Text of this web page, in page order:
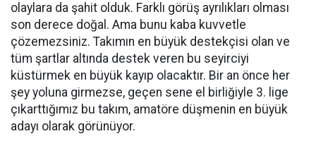
olaylara da şahit olduk. Farklı görüş ayrılıkları olması
son derece doğal. Ama bunu kaba kuvvetle
çözemezsiniz. Takımın en büyük destekçisi olan ve
tüm şartlar altında destek veren bu seyirciyi
küstürmek en büyük kayıp olacaktır. Bir an önce her
şey yoluna girmezse, geçen sene el birliğiyle 3. lige
çıkarttığımız bu takım, amatöre düşmenin en büyük
adayı olarak görünüyor.